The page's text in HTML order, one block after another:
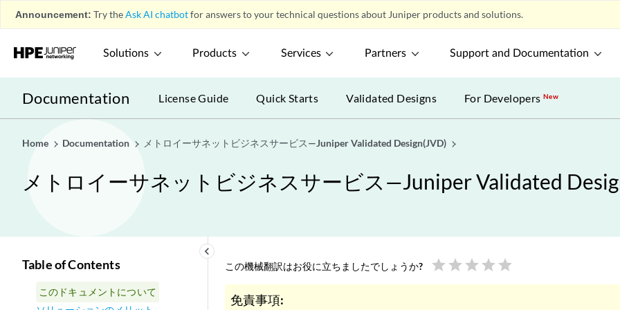
Announcement: Try theAsk AI chatbotfor answers to your technical questions about Juniper products and solutions.
Solutions Products Services Partners Support and Documentation
Documentation License Guide Quick Starts Validated Designs For DevelopersNew
Home Documentation メトロイーサネットビジネスサービス—Juniper Validated Design(JVD)
メトロイーサネットビジネスサービス—Juniper Validated
keyboard_arrow_left
Table of Contents
このドキュメントについて
この機械翻訳はお役に立ちましたでしょうか? star star star star star
免責事項: